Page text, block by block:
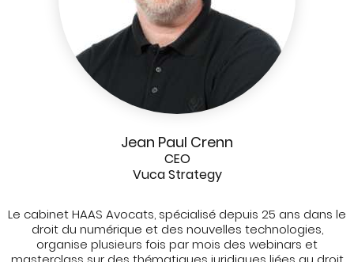
Jean Paul Crenn
CEO
Vuca Strategy
Le cabinet HAAS Avocats, spécialisé depuis 25 ans dans le
droit du numérique et des nouvelles technologies,
organise plusieurs fois par mois des webinars et